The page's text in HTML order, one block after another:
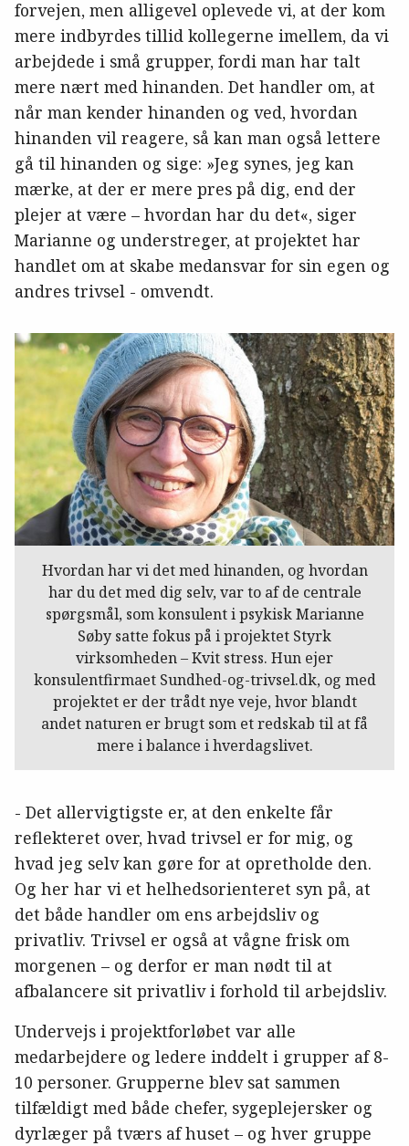
forvejen, men alligevel oplevede vi, at der kom
mere indbyrdes tillid kollegerne imellem, da vi
arbejdede i små grupper, fordi man har talt
mere nært med hinanden. Det handler om, at
når man kender hinanden og ved, hvordan
hinanden vil reagere, så kan man også lettere
gå til hinanden og sige: »Jeg synes, jeg kan
mærke, at der er mere pres på dig, end der
plejer at være – hvordan har du det«, siger
Marianne og understreger, at projektet har
handlet om at skabe medansvar for sin egen og
andres trivsel - omvendt.
Hvordan har vi det med hinanden, og hvordan
har du det med dig selv, var to af de centrale
spørgsmål, som konsulent i psykisk Marianne
Søby satte fokus på i projektet Styrk
virksomheden – Kvit stress. Hun ejer
konsulentfirmaet Sundhed-og-trivsel.dk, og med
projektet er der trådt nye veje, hvor blandt
andet naturen er brugt som et redskab til at få
mere i balance i hverdagslivet.
- Det allervigtigste er, at den enkelte får
reflekteret over, hvad trivsel er for mig, og
hvad jeg selv kan gøre for at opretholde den.
Og her har vi et helhedsorienteret syn på, at
det både handler om ens arbejdsliv og
privatliv. Trivsel er også at vågne frisk om
morgenen – og derfor er man nødt til at
afbalancere sit privatliv i forhold til arbejdsliv.
Undervejs i projektforløbet var alle
medarbejdere og ledere inddelt i grupper af 8-
10 personer. Grupperne blev sat sammen
tilfældigt med både chefer, sygeplejersker og
dyrlæger på tværs af huset – og hver gruppe